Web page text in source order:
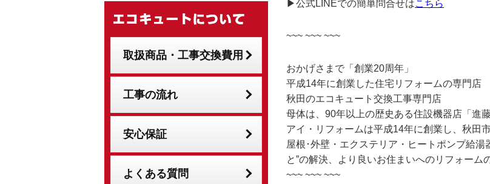
▶公式LINEでの簡単問合せはこちら
~~~ ~~~ ~~~
おかげさまで「創業20周年」
平成14年に創業した住宅リフォームの専門店
秋田のエコキュート交換工事専門店
母体は、90年以上の歴史ある住設機器店「進
アイ・リフォームは平成14年に創業し、秋田
屋根･外壁・エクステリア・ヒートポンプ給
と”の解決、より良いお住まいへのリフォーム
~~~ ~~~ ~~~
取扱商品・工事交換費用
工事の流れ
安心保証
よくある質問